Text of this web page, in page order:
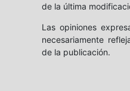
de la última
Las opiniones
necesariamente
de la publicación.